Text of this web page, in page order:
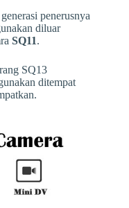
penerusnya
diluar
SQ11.
SQ13
ditempat